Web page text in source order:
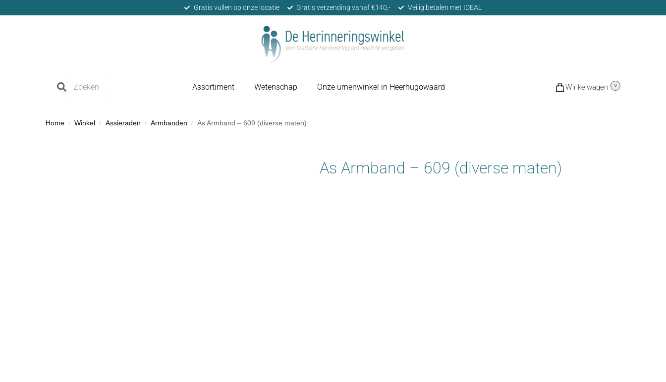
Gratis vullen op onze locatie Gratis verzending vanaf €140,- Veilig betalen met IDEAL
Assortiment Wetenschap Onze urnenwinkel in Heerhugowaard 0
Home / Winkel / Assieraden / Armbanden / As Armband – 609 (diverse maten)
As Armband – 609 (diverse maten)